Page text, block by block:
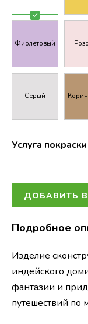
Фиолетовый
Серый
Услуга
ДОБАВИТЬ
Подробное
Изделие
индейского
фантазии и
путешествий по